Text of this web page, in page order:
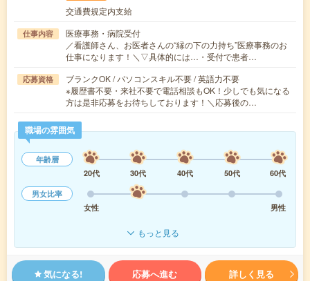
交通費規定内支給
仕事内容
医療事務・病院受付
／看護師さん、お医者さんの“縁の下の力持ち”医療事務のお
仕事になります！＼▽具体的には…・受付で患者…
応募資格
ブランクOK / パソコンスキル不要 / 英語力不要
※履歴書不要・来社不要で電話相談もOK！少しでも気になる
方は是非応募をお待ちしております！＼応募後の…
職場の雰囲気
年齢層
20代
30代 40代 50代
60代
男女比率
女性
男性
もっと見る
気になる! 応募へ進む 詳しく見る